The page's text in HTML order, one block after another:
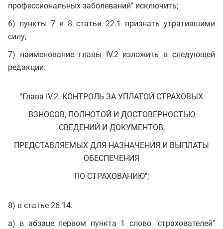
профессиональных заболеваний" исключить;
6) пункты 7 и 8 статьи 22.1 признать утратившими
силу;
7) наименование главы IV.2 изложить в следующей
редакции:
"Глава IV.2. КОНТРОЛЬ ЗА УПЛАТОЙ СТРАХОВЫХ
ВЗНОСОВ, ПОЛНОТОЙ И ДОСТОВЕРНОСТЬЮ
СВЕДЕНИЙ И ДОКУМЕНТОВ,
ПРЕДСТАВЛЯЕМЫХ ДЛЯ НАЗНАЧЕНИЯ И ВЫПЛАТЫ
ОБЕСПЕЧЕНИЯ
ПО СТРАХОВАНИЮ";
8) в статье 26.14:
а) в абзаце первом пункта 1 слово "страхователей"